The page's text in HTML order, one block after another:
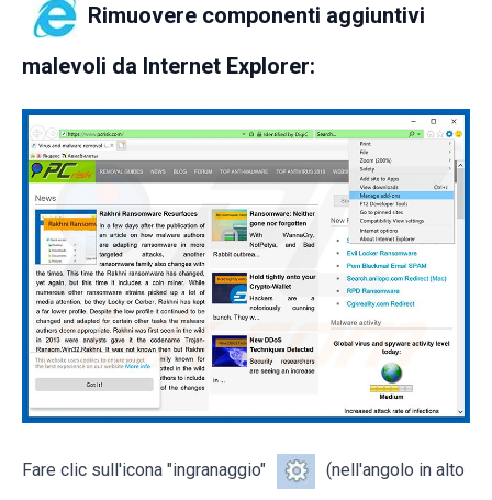
Rimuovere componenti aggiuntivi
malevoli da Internet Explorer:
Fare clic sull'icona "ingranaggio" (nell'angolo in alto